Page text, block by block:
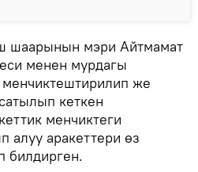
шаарынын мэри Айтмамат
менен мурдагы
же
кеткен
менчиктеги
алуу аракеттери өз
билдирген.